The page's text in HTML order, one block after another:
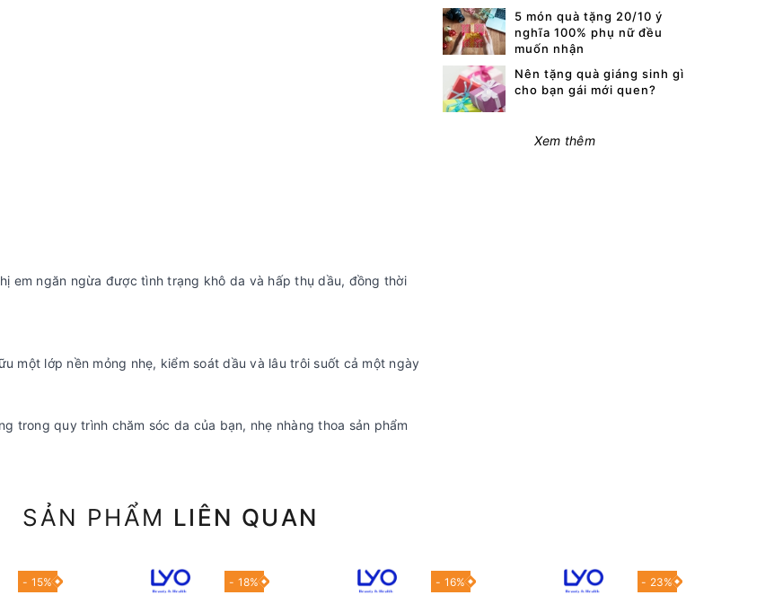
em ngăn ngừa được tình trạng khô da và hấp thụ dầu, đồng thời
một lớp nền mỏng nhẹ, kiểm soát dầu và lâu trôi suốt cả một ngày
trong quy trình chăm sóc da của bạn, nhẹ nhàng thoa sản phẩm
5 món quà tặng 20/10 ý
nghĩa 100% phụ nữ đều
muốn nhận
Nên tặng quà giáng sinh gì
cho bạn gái mới quen?
Xem thêm
SẢN PHẨM LIÊN QUAN
- 15% - 18% - 16% - 23%